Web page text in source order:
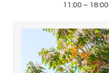
11:00 –